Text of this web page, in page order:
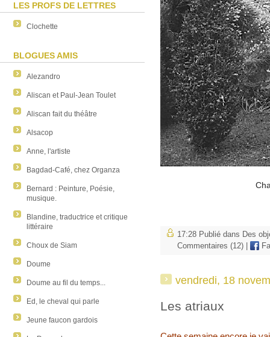
LES PROFS DE LETTRES
Clochette
BLOGUES AMIS
Alezandro
Aliscan et Paul-Jean Toulet
Aliscan fait du théâtre
Alsacop
Anne, l'artiste
Bagdad-Café, chez Organza
Bernard : Peinture, Poésie,
musique.
Blandine, traductrice et critique
littéraire
Choux de Siam
Doume
Doume au fil du temps...
Ed, le cheval qui parle
Jeune faucon gardois
17:28 Publié dans Des
Commentaires (12)
vendredi, 18
Les atriaux